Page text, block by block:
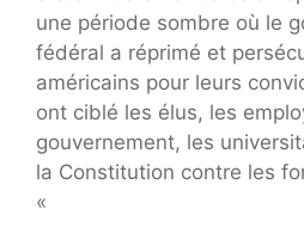
une période sombre où le
fédéral a réprimé et
américains pour leurs
ont ciblé les élus, les
gouvernement, les
la Constitution contre les
«